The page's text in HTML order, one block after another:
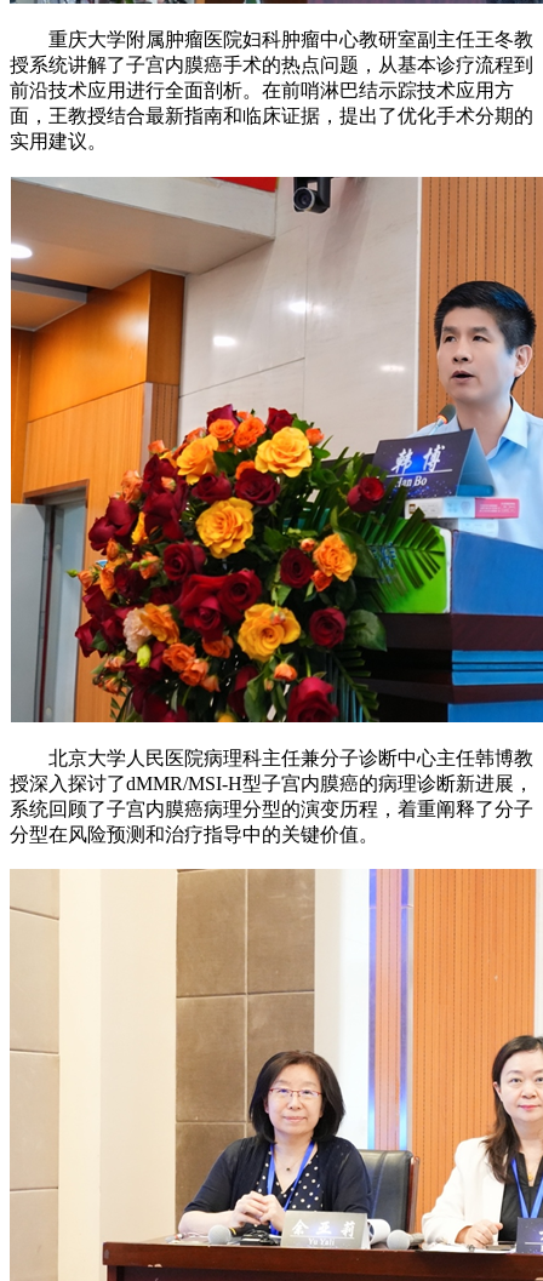
重庆大学附属肿瘤医院妇科肿瘤中心教研室副主任王冬教
授系统讲解了子宫内膜癌手术的热点问题，从基本诊疗流程到
前沿技术应用进行全面剖析。在前哨淋巴结示踪技术应用方
面，王教授结合最新指南和临床证据，提出了优化手术分期的
实用建议。
北京大学人民医院病理科主任兼分子诊断中心主任韩博教
授深入探讨了dMMR/MSI-H型子宫内膜癌的病理诊断新进展，
系统回顾了子宫内膜癌病理分型的演变历程，着重阐释了分子
分型在风险预测和治疗指导中的关键价值。